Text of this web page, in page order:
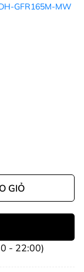
GFR165M-MW
GIỎ
- 22:00)